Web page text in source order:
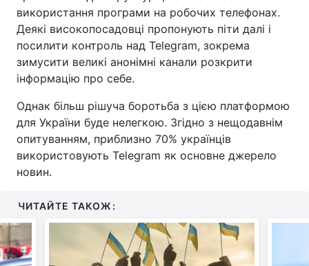
використання програми на робочих телефонах.
Деякі високопосадовці пропонують піти далі і
посилити контроль над Telegram, зокрема
зимусити великі анонімні канали розкрити
інформацію про себе.
Однак більш рішуча боротьба з цією платформою
для України буде нелегкою. Згідно з нещодавнім
опитуванням, приблизно 70% українців
використовують Telegram як основне джерело
новин.
ЧИТАЙТЕ ТАКОЖ: